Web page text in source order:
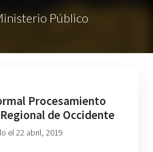
Público
Procesamiento
de Occidente
el 22 abril, 2019